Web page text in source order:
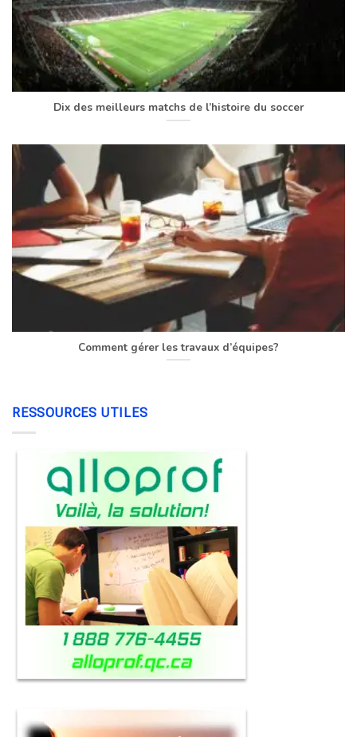
Dix des meilleurs matchs de l’histoire du soccer
Comment gérer les travaux d’équipes?
RESSOURCES UTILES